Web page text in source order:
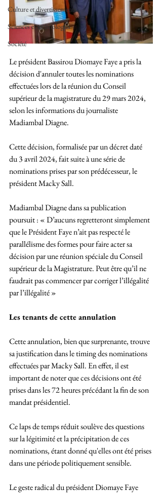
Culture et divertissements
Sciences et technologies
Société
Le président Bassirou Diomaye Faye a pris la
décision d'annuler toutes les nominations
effectuées lors de la réunion du Conseil
supérieur de la magistrature du 29 mars 2024,
selon les informations du journaliste
Madiambal Diagne.
Cette décision, formalisée par un décret daté
du 3 avril 2024, fait suite à une série de
nominations prises par son prédécesseur, le
président Macky Sall.
Madiambal Diagne dans sa publication
poursuit : « D’aucuns regretteront simplement
que le Président Faye n’ait pas respecté le
parallélisme des formes pour faire acter sa
décision par une réunion spéciale du Conseil
supérieur de la Magistrature. Peut être qu’il ne
faudrait pas commencer par corriger l’illégalité
par l’illégalité »
Les tenants de cette annulation
Cette annulation, bien que surprenante, trouve
sa justification dans le timing des nominations
effectuées par Macky Sall. En effet, il est
important de noter que ces décisions ont été
prises dans les 72 heures précédant la fin de son
mandat présidentiel.
Ce laps de temps réduit soulève des questions
sur la légitimité et la précipitation de ces
nominations, étant donné qu'elles ont été prises
dans une période politiquement sensible.
Le geste radical du président Diomaye Faye